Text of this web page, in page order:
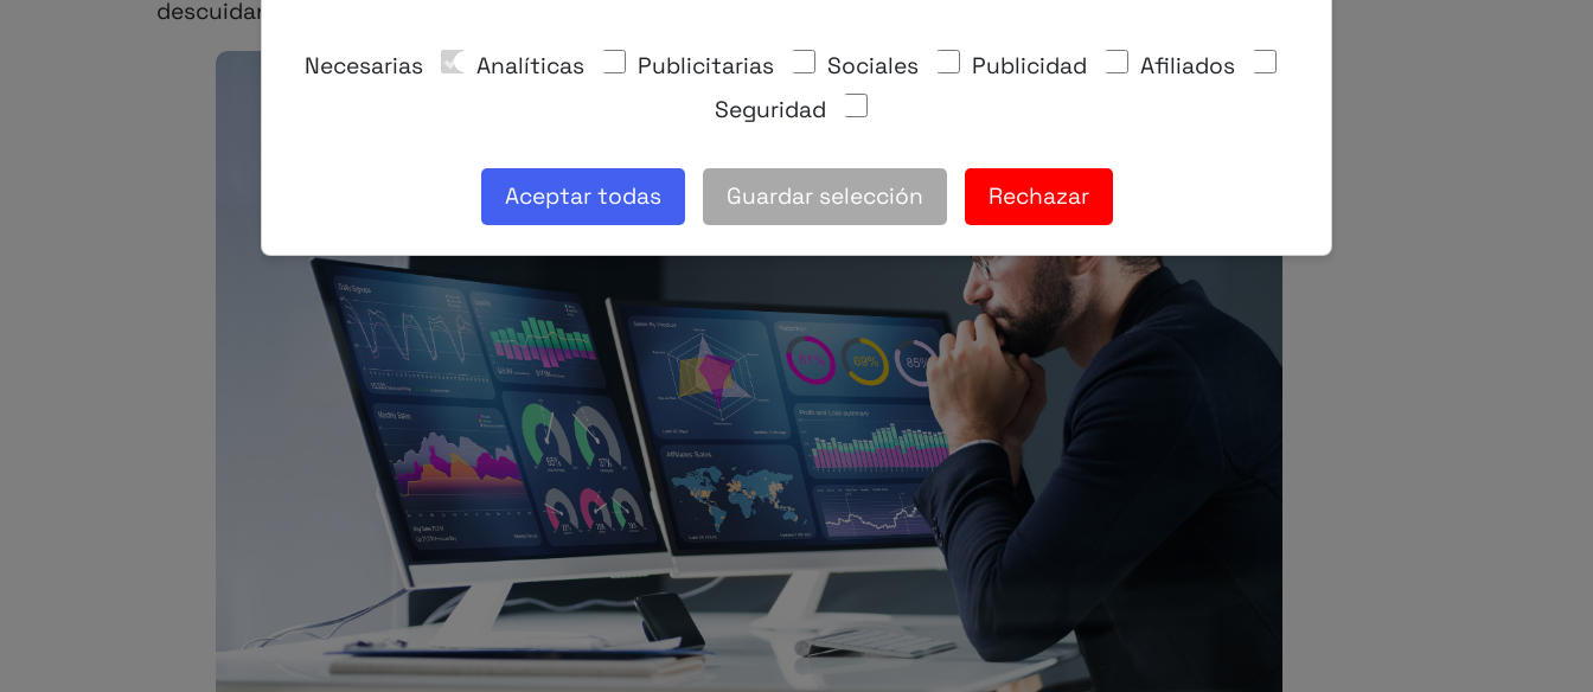
descuidando: el modelo de datos.
Necesarias Analíticas Publicitarias Sociales Publicidad
Afiliados
Seguridad
Aceptar todas Guardar selección Rechazar